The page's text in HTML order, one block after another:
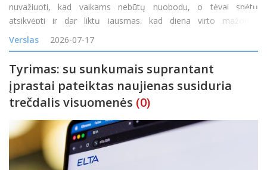
nuvažiuoti, kad vaikams nebūtų nuobodu, o tėvai spėtų
atsikvėpti ir dar liktų jausmas, kad diena virto mažomis
atostogomis? Vienas tokių maršrutų veda į Ilzenbergo dvarą
Rokiškio rajone. Čia diena gali prasidėti šimta
Verslas 2026-07-17
Tyrimas: su sunkumais suprantant
įprastai pateiktas naujienas susiduria
trečdalis visuomenės (0)